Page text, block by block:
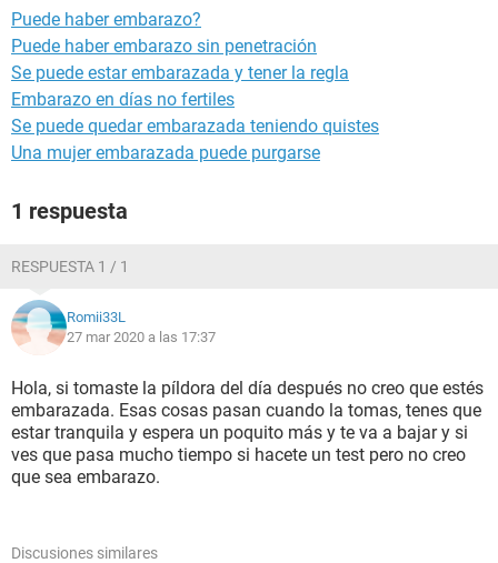
Puede haber embarazo?
Puede haber embarazo sin penetración
Se puede estar embarazada y tener la regla
Embarazo en días no fertiles
Se puede quedar embarazada teniendo quistes
Una mujer embarazada puede purgarse
1 respuesta
RESPUESTA 1 / 1
Romii33L
27 mar 2020 a las 17:37
Hola, si tomaste la píldora del día después no creo que estés
embarazada. Esas cosas pasan cuando la tomas, tenes que
estar tranquila y espera un poquito más y te va a bajar y si
ves que pasa mucho tiempo si hacete un test pero no creo
que sea embarazo.
Discusiones similares